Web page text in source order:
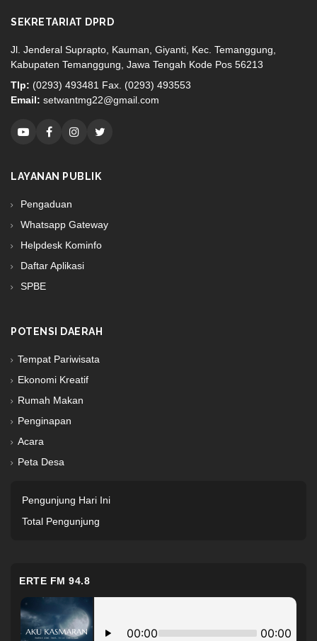
SEKRETARIAT DPRD
Jl. Jenderal Suprapto, Kauman, Giyanti, Kec. Temanggung,
Kabupaten Temanggung, Jawa Tengah Kode Pos 56213
Tlp: (0293) 493481 Fax. (0293) 493553
Email: setwantmg22@gmail.com
LAYANAN PUBLIK
Pengaduan
Whatsapp Gateway
Helpdesk Kominfo
Daftar Aplikasi
SPBE
POTENSI DAERAH
Tempat Pariwisata
Ekonomi Kreatif
Rumah Makan
Penginapan
Acara
Peta Desa
Pengunjung Hari Ini
Total Pengunjung
ERTE FM 94.8